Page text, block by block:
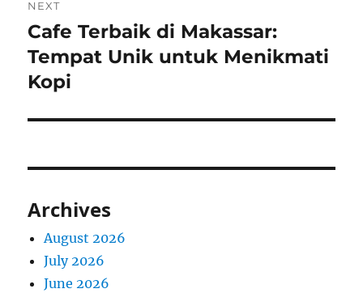
NEXT
Next
post:
Cafe Terbaik di Makassar:
Tempat Unik untuk Menikmati
Kopi
Archives
August 2026
July 2026
June 2026